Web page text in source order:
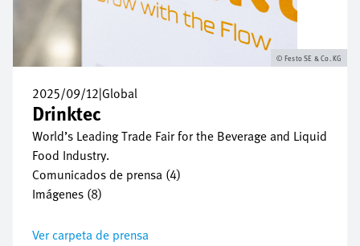
2025/09/12|Global
Drinktec
World’s Leading Trade Fair for the Beverage and Liquid
Food Industry.
Comunicados de prensa (4)
Imágenes (8)
Ver carpeta de prensa
Festo SE & Co. KG